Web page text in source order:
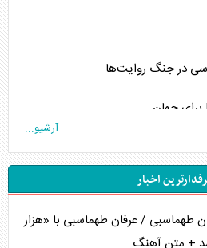
در جنگ روایت‌ها
جهان
دچار خطای محاسباتی شد؟
و فرازمینی چین
برابر محاصره»
آرشیو...
اخبار
طهماسبی / عرفان طهماسبی با «هزار
+ متن آهنگ